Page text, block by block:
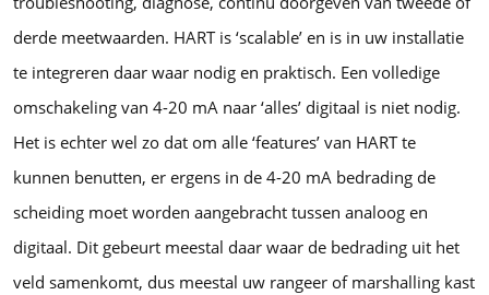
derde meetwaarden. HART is ‘scalable’ en is in uw installatie
te integreren daar waar nodig en praktisch. Een volledige
omschakeling van 4-20 mA naar ‘alles’ digitaal is niet nodig.
Het is echter wel zo dat om alle ‘features’ van HART te
kunnen benutten, er ergens in de 4-20 mA bedrading de
scheiding moet worden aangebracht tussen analoog en
digitaal. Dit gebeurt meestal daar waar de bedrading uit het
veld samenkomt, dus meestal uw rangeer of marshalling kast